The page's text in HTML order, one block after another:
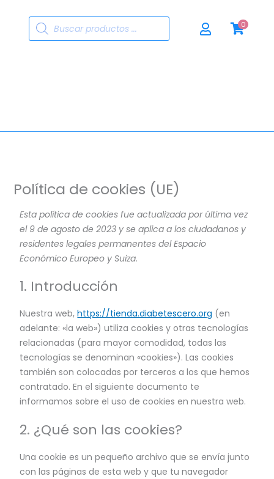
Búsqueda
de
productos
0
Política de cookies (UE)
Esta política de cookies fue actualizada por última vez
el 9 de agosto de 2023 y se aplica a los ciudadanos y
residentes legales permanentes del Espacio
Económico Europeo y Suiza.
1. Introducción
Nuestra web,https://tienda.diabetescero.org (en
adelante: «la web») utiliza cookies y otras tecnologías
relacionadas (para mayor comodidad, todas las
tecnologías se denominan «cookies»). Las cookies
también son colocadas por terceros a los que hemos
contratado. En el siguiente documento te
informamos sobre el uso de cookies en nuestra web.
2. ¿Qué son las cookies?
Una cookie es un pequeño archivo que se envía junto
con las páginas de esta web y que tu navegador
Consent
to
Consent
to
Consent
to
Consent
to
Consent
to
Consent
to
Consent
to
Consent
to
Consent
to
Consent
to
Consent
to
Consent
to
Consent
to
Consent
to
Consent
to
Marketing